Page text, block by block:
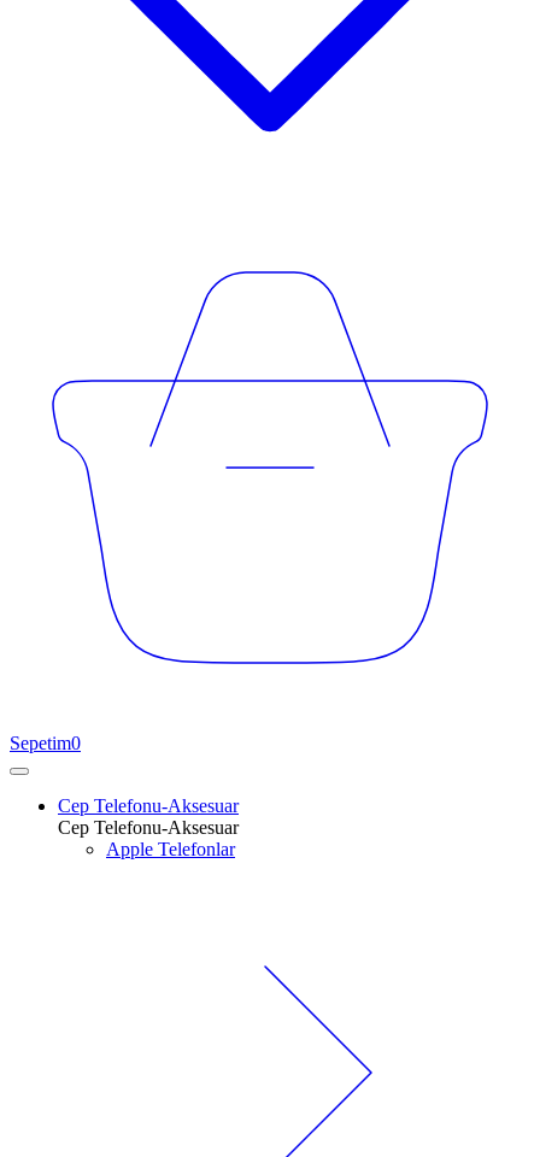
Sepetim0
Cep Telefonu-Aksesuar
Cep Telefonu-Aksesuar
Apple Telefonlar